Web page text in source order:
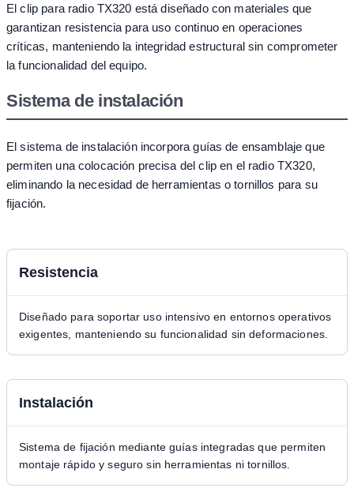
El clip para radio TX320 está diseñado con materiales que
garantizan resistencia para uso continuo en operaciones
críticas, manteniendo la integridad estructural sin comprometer
la funcionalidad del equipo.
Sistema de instalación
El sistema de instalación incorpora guías de ensamblaje que
permiten una colocación precisa del clip en el radio TX320,
eliminando la necesidad de herramientas o tornillos para su
fijación.
Resistencia
Diseñado para soportar uso intensivo en entornos operativos
exigentes, manteniendo su funcionalidad sin deformaciones.
Instalación
Sistema de fijación mediante guías integradas que permiten
montaje rápido y seguro sin herramientas ni tornillos.